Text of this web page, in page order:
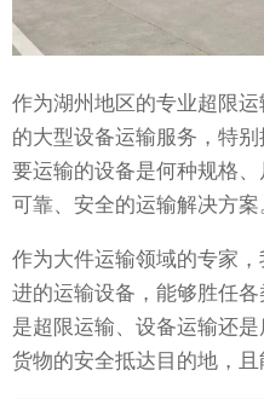
作为湖州地区的专业超限
的大型设备运输服务，特
要运输的设备是何种规格
可靠、安全的运输解决方案
作为大件运输领域的专家
进的运输设备，能够胜任
是超限运输、设备运输还
货物的安全抵达目的地，且